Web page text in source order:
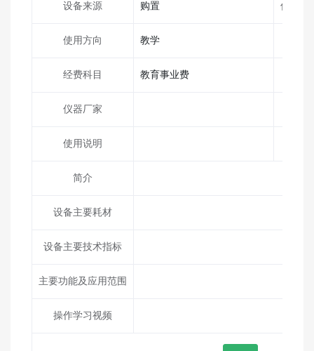
设备来源 购置 仪器负
使用方向 教学
经费科目 教育事业费
仪器厂家
使用说明
简介
设备主要耗材
设备主要技术指标
主要功能及应用范围
操作学习视频